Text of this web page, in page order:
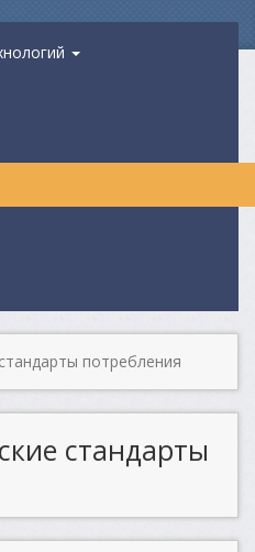
потребления
стандарты